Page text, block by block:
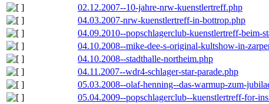
02.12.2007--10-jahre-nrw-kuenstlertreff.php
04.03.2007-nrw-kuenstlertreff-in-bottrop.php
04.09.2010--popschlagerclub-kuenstlertreff-beim-
04.10.2008--mike-dee-s-original-kultshow-in-
04.10.2008--stadthalle-northeim.php
04.11.2007--wdr4-schlager-star-parade.php
05.03.2008--olaf-henning--das-warmup-zum-
05.04.2009--popschlagerclub--kuenstlertreff-for-